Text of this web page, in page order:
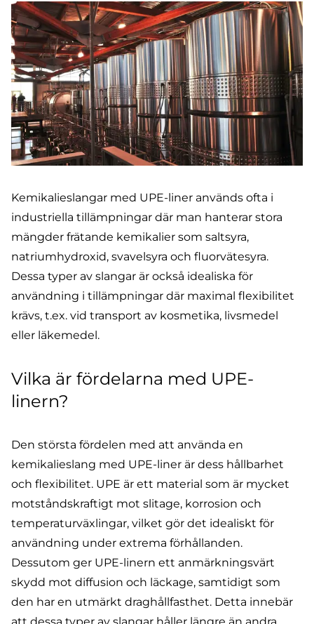
Kemikalieslangar med UPE-liner används ofta i
industriella tillämpningar där man hanterar stora
mängder frätande kemikalier som saltsyra,
natriumhydroxid, svavelsyra och fluorvätesyra.
Dessa typer av slangar är också idealiska för
användning i tillämpningar där maximal flexibilitet
krävs, t.ex. vid transport av kosmetika, livsmedel
eller läkemedel.
Vilka är fördelarna med UPE-
linern?
Den största fördelen med att använda en
kemikalieslang med UPE-liner är dess hållbarhet
och flexibilitet. UPE är ett material som är mycket
motståndskraftigt mot slitage, korrosion och
temperaturväxlingar, vilket gör det idealiskt för
användning under extrema förhållanden.
Dessutom ger UPE-linern ett anmärkningsvärt
skydd mot diffusion och läckage, samtidigt som
den har en utmärkt draghållfasthet. Detta innebär